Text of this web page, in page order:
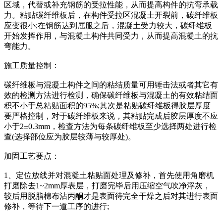
区域，代替或补充钢筋的受拉性能，从而提高构件的抗弯承载
力。粘贴碳纤维板后，在构件受拉区混凝土开裂前，碳纤维板
应变很小;在钢筋达到屈服之后，混凝土受力较大，碳纤维板
开始发挥作用，与混凝土构件共同受力，从而提高混凝土的抗
弯能力。
施工质量控制：
碳纤维板与混凝土构件之间的粘结质量可用锤击法或者其它有
效的检测方法进行检测，确保碳纤维板与混凝土的有效粘结面
积不小于总粘贴面积的95%;其次是粘贴碳纤维板得胶层厚度
要严格控制，对于碳纤维板来说，其粘贴完成后胶层厚度不应
小于2±0.3mm，检查方法为每条碳纤维板至少选择两处进行检
查(选择部位应为胶层较薄与较厚处)。
加固工艺要点：
1、定位放线并对混凝土粘贴面处理及修补，首先使用角磨机
打磨除去1~2mm厚表层，打磨完毕后用压缩空气吹净浮灰，
较后用脱脂棉布沾丙酮才是表面待完全干燥之后对其进行表面
修补，等待下一道工序的进行;